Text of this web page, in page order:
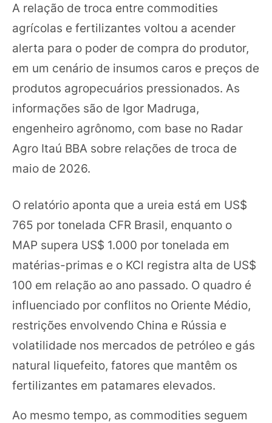
A relação de troca entre commodities
agrícolas e fertilizantes voltou a acender
alerta para o poder de compra do produtor,
em um cenário de insumos caros e preços de
produtos agropecuários pressionados. As
informações são de Igor Madruga,
engenheiro agrônomo, com base no Radar
Agro Itaú BBA sobre relações de troca de
maio de 2026.
O relatório aponta que a ureia está em US$
765 por tonelada CFR Brasil, enquanto o
MAP supera US$ 1.000 por tonelada em
matérias-primas e o KCl registra alta de US$
100 em relação ao ano passado. O quadro é
influenciado por conflitos no Oriente Médio,
restrições envolvendo China e Rússia e
volatilidade nos mercados de petróleo e gás
natural liquefeito, fatores que mantêm os
fertilizantes em patamares elevados.
Ao mesmo tempo, as commodities seguem